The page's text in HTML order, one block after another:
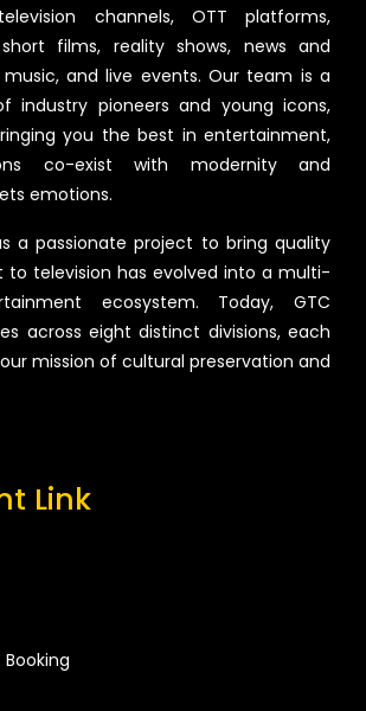
channels, OTT platforms,
films, reality shows, news and
and live events. Our team is a
industry pioneers and young icons,
you the best in entertainment,
co-exist with modernity and
emotions.
a passionate project to bring quality
to television has evolved into a multi-
ecosystem. Today, GTC
across eight distinct divisions, each
mission of cultural preservation and
Link